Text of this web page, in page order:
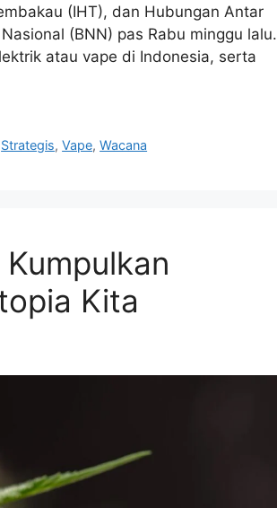
(IHT), dan Hubungan Antar
(BNN) pas Rabu minggu lalu.
atau vape di Indonesia, serta
Strategis,Vape,Wacana
Kita